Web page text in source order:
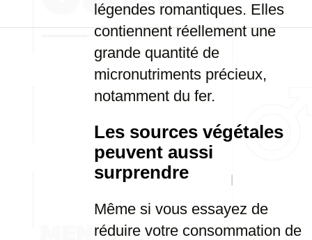
légendes romantiques. Elles
contiennent réellement une
grande quantité de
micronutriments précieux,
notamment du fer.
Les sources végétales
peuvent aussi
surprendre
Même si vous essayez de
réduire votre consommation de